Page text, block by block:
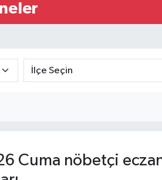
Cuma nöbetçi